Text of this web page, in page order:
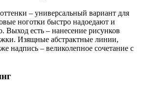
– универсальный вариант для
ноготки быстро надоедают и
Выход есть – нанесение рисунков
Изящные абстрактные линии,
надпись – великолепное сочетание с